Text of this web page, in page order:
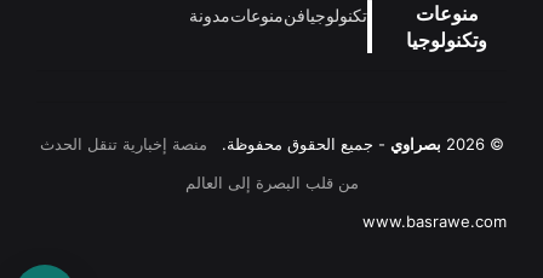
منوعات
وتكنولوجيا
تكنولوجيافنمنوعاتمدونة
© 2026 بصراوي - جميع الحقوق محفوظة.
منصة إخبارية تنقل الحدث
من قلب البصرة إلى العالم
www.basrawe.com